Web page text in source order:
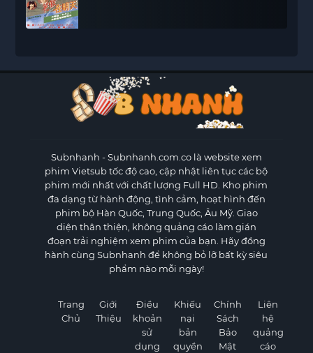
Subnhanh - Subnhanh.com.co là website xem
phim Vietsub tốc độ cao, cập nhật liên tục các bộ
phim mới nhất với chất lượng Full HD. Kho phim
đa dạng từ hành động, tình cảm, hoạt hình đến
phim bộ Hàn Quốc, Trung Quốc, Âu Mỹ. Giao
diện thân thiện, không quảng cáo làm gián
đoạn trải nghiệm xem phim của bạn. Hãy đồng
hành cùng Subnhanh để không bỏ lỡ bất kỳ siêu
phẩm nào mỗi ngày!
Trang
Chủ
Giới
Thiệu
Điều
khoản
sử
dụng
Khiếu
nại
bản
quyền
Chính
Sách
Bảo
Mật
Liên
hệ
quảng
cáo